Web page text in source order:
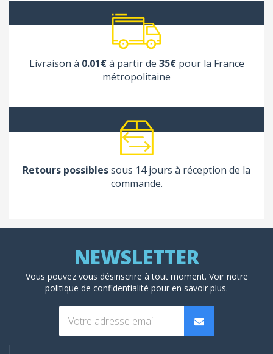
Livraison à 0.01€à partir de 35€pour la France
métropolitaine
Retours possiblessous 14 jours à réception de la
commande.
Vous pouvez vous désinscrire à tout moment. Voir notre
politique de confidentialité pour en savoir plus.